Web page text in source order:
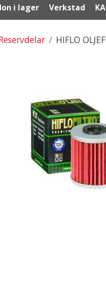
i lager Verkstad
HIFLO